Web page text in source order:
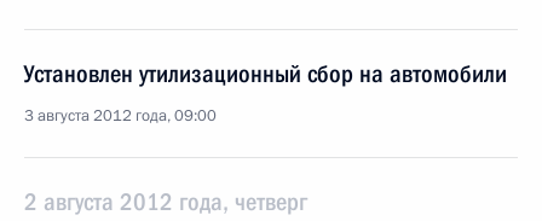
Установлен утилизационный сбор на автомобили
3 августа 2012 года, 09:00
2 августа 2012 года, четверг